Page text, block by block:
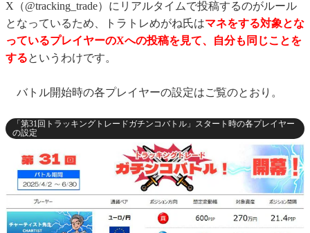
X（@tracking_trade）にリアルタイムで投稿するのがルール
となっているため、トラトレめがね氏はマネをする対象とな
っているプレイヤーのXへの投稿を見て、自分も同じことを
するというわけです。
バトル開始時の各プレイヤーの設定はご覧のとおり。
「第31回トラッキングトレードガチンコバトル」スタート時の各プレイヤー
の設定